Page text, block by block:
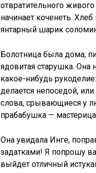
отвратительного
начинает коченеть.
янтарный шарик
Болотница была дома;
ядовитая старушка. Она
какое-нибудь
делается непоседой,
слова, срывающиеся у
прабабушка —
Она увидала Инге,
задатками! Я попрошу
выйдет отличный